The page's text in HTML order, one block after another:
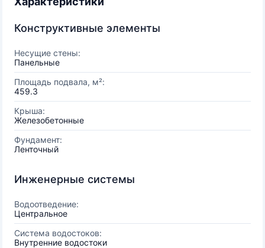
Конструктивные элементы
Несущие стены:
Панельные
Площадь подвала, м²:
459.3
Крыша:
Железобетонные
Фундамент:
Ленточный
Инженерные системы
Водоотведение:
Центральное
Система водостоков:
Внутренние водостоки